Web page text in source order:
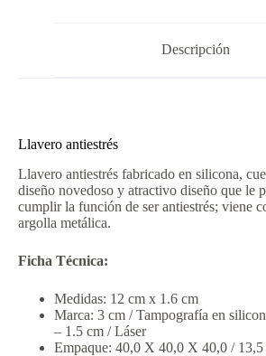
Descripción
Llavero antiestrés
Llavero antiestrés fabricado en silicona,
diseño novedoso y atractivo diseño que le
cumplir la función de ser antiestrés; viene
argolla metálica.
Ficha Técnica:
Medidas: 12 cm x 1.6 cm
Marca: 3 cm / Tampografía en
– 1.5 cm / Láser
Empaque: 40,0 X 40,0 X 40,0 /